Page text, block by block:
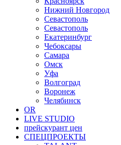
Нижний Новгород
Севастополь
Севастополь
Екатеринбург
Чебоксары
Самара
Омск
Уфа
Волгоград
Воронеж
Челябинск
OR
LIVE STUDIO
прейскурант цен
СПЕЦПРОЕКТЫ